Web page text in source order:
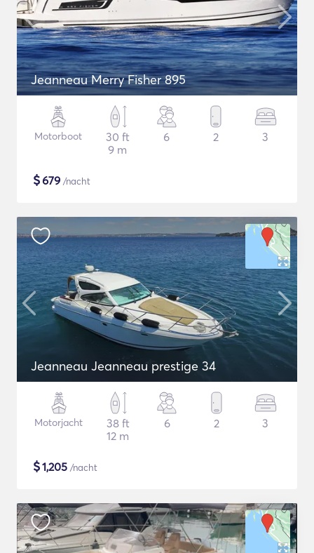
Jeanneau Merry Fisher 895
Motorboot
30 ft
9 m
6 2 3
$679 /nacht
Jeanneau Jeanneau prestige 34
Motorjacht
38 ft
12 m
6 2 3
$1,205 /nacht